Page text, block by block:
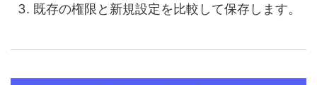
既存の権限と新規設定を比較して保存します。